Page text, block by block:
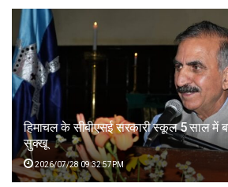
हिमाचल के सीबीएसई सरकारी स्कूल 5 साल में
सुक्खू
2026/07/28 09:32:57PM